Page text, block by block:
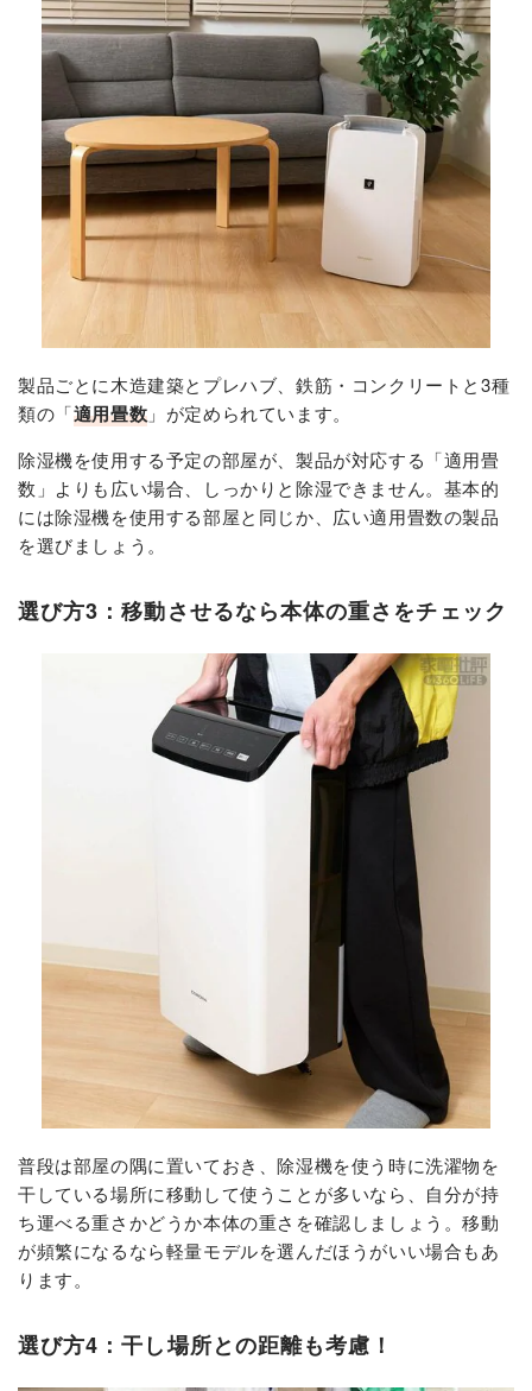
製品ごとに木造建築とプレハブ、鉄筋・コンクリートと3種
類の「適用畳数 」が定められています。
除湿機を使用する予定の部屋が、製品が対応する「適用畳
数」よりも広い場合、しっかりと除湿できません。基本的
には除湿機を使用する部屋と同じか、広い適用畳数の製品
を選びましょう。
選び方3：移動させるなら本体の重さをチェック
普段は部屋の隅に置いておき、除湿機を使う時に洗濯物を
干している場所に移動して使うことが多いなら、自分が持
ち運べる重さかどうか本体の重さを確認しましょう。移動
が頻繁になるなら軽量モデルを選んだほうがいい場合もあ
ります。
選び方4：干し場所との距離も考慮！